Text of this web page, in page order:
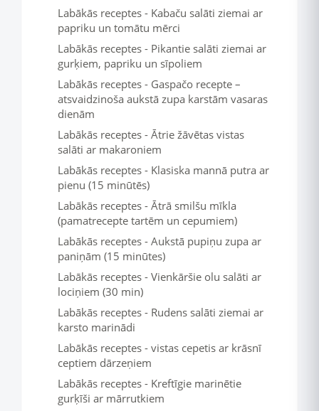
Labākās receptes - Kabaču salāti ziemai ar
papriku un tomātu mērci
Labākās receptes - Pikantie salāti ziemai ar
gurķiem, papriku un sīpoliem
Labākās receptes - Gaspačo recepte –
atsvaidzinoša aukstā zupa karstām vasaras
dienām
Labākās receptes - Ātrie žāvētas vistas
salāti ar makaroniem
Labākās receptes - Klasiska mannā putra ar
pienu (15 minūtēs)
Labākās receptes - Ātrā smilšu mīkla
(pamatrecepte tartēm un cepumiem)
Labākās receptes - Aukstā pupiņu zupa ar
paniņām (15 minūtes)
Labākās receptes - Vienkāršie olu salāti ar
lociņiem (30 min)
Labākās receptes - Rudens salāti ziemai ar
karsto marinādi
Labākās receptes - vistas cepetis ar krāsnī
ceptiem dārzeņiem
Labākās receptes - Kreftīgie marinētie
gurķīši ar mārrutkiem